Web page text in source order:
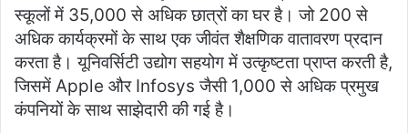
स्कूलों में 35,000 से अधिक छात्रों का घर है। जो 200 से
अधिक कार्यक्रमों के साथ एक जीवंत शैक्षणिक वातावरण प्रदान
करता है। यूनिवर्सिटी उद्योग सहयोग में उत्कृष्टता प्राप्त करती है,
जिसमें Apple और Infosys जैसी 1,000 से अधिक प्रमुख
कंपनियों के साथ साझेदारी की गई है।